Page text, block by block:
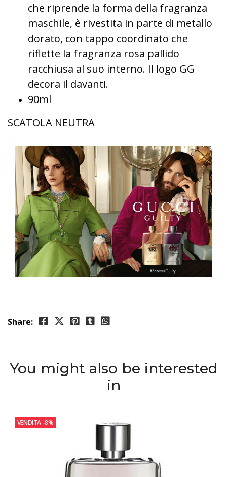
che riprende la forma della fragranza
maschile, è rivestita in parte di metallo
dorato, con tappo coordinato che
riflette la fragranza rosa pallido
racchiusa al suo interno. Il logo GG
decora il davanti.
90ml
SCATOLA NEUTRA
Share:
You might also be interested
in
VENDITA -8%